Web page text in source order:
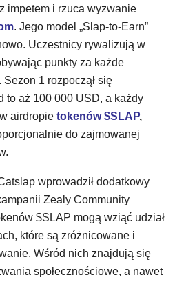
impetem i rzuca wyzwanie
. Jego model „Slap-to-Earn”
Uczestnicy rywalizują w
punkty za każde
Sezon 1 rozpoczął się
to aż 100 000 USD, a każdy
airdropie tokenów $SLAP,
do zajmowanej
wprowadził dodatkowy
Zealy Community
$SLAP mogą wziąć udział
które są zróżnicowane i
Wśród nich znajdują się
społecznościowe, a nawet